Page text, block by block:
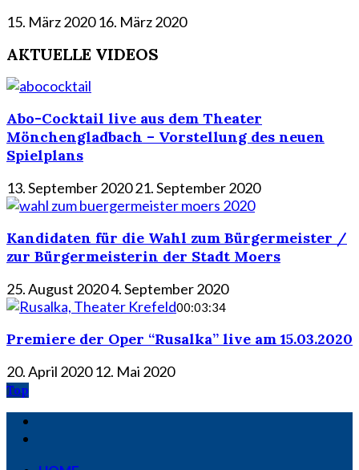
15. März 2020 16. März 2020
AKTUELLE VIDEOS
Abo-Cocktail live aus dem Theater
Mönchengladbach – Vorstellung des neuen
Spielplans
13. September 202021. September 2020
Kandidaten für die Wahl zum Bürgermeister /
zur Bürgermeisterin der Stadt Moers
25. August 20204. September 2020
00:03:34
Premiere der Oper “Rusalka” live am 15.03.2020
20. April 2020 12. Mai 2020
Top